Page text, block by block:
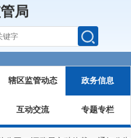
局
辖区监管动态 政务信息
互动交流 专题专栏